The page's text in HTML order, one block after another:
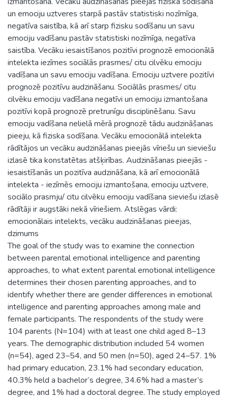
un emociju uztveres starpā pastāv statistiski nozīmīga,
negatīva saistība, kā arī starp fizisku sodīšanu un savu
emociju vadīšanu pastāv statistiski nozīmīga, negatīva
saistība. Vecāku iesaistīšanos pozitīvi prognozē emocionālā
intelekta iezīmes sociālās prasmes/ citu cilvēku emociju
vadīšana un savu emociju vadīšana. Emociju uztvere pozitīvi
prognozē pozitīvu audzināšanu. Sociālās prasmes/ citu
cilvēku emociju vadīšana negatīvi un emociju izmantošana
pozitīvi kopā prognozē pretrunīgu disciplinēšanu. Savu
emociju vadīšana nelielā mērā prognozē tādu audzināšanas
pieeju, kā fiziska sodīšana. Vecāku emocionālā intelekta
rādītājos un vecāku audzināšanas pieejās vīriešu un sieviešu
izlasē tika konstatētas atšķirības. Audzināšanas pieejās -
iesaistīšanās un pozitīva audzināšana, kā arī emocionālā
intelekta - iezīmēs emociju izmantošana, emociju uztvere,
sociālo prasmju/ citu cilvēku emociju vadīšana sieviešu izlasē
rādītāji ir augstāki nekā vīriešiem. Atslēgas vārdi:
emocionālais intelekts, vecāku audzināšanas pieejas,
dzimums
The goal of the study was to examine the connection
between parental emotional intelligence and parenting
approaches, to what extent parental emotional intelligence
determines their chosen parenting approaches, and to
identify whether there are gender differences in emotional
intelligence and parenting approaches among male and
female participants. The respondents of the study were
104 parents (N=104) with at least one child aged 8–13
years. The demographic distribution included 54 women
(n=54), aged 23–54, and 50 men (n=50), aged 24–57. 1%
had primary education, 23.1% had secondary education,
40.3% held a bachelor’s degree, 34.6% had a master’s
degree, and 1% had a doctoral degree. The study employed